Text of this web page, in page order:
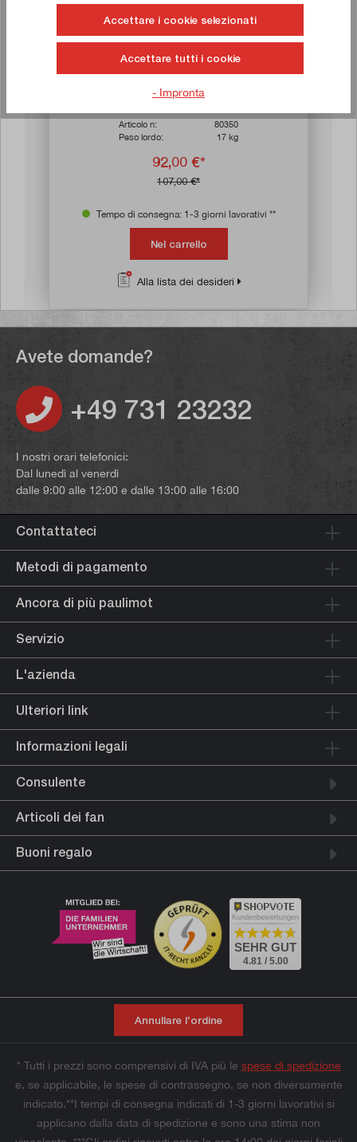
Articolo n:
80350
Peso lordo:
17 kg
92,00 €*
107,00 €*
Tempo di consegna: 1-3 giorni lavorativi **
Nel carrello
Alla lista dei desideri
Avete domande?
+49 731 23232
I nostri orari telefonici:
Dal lunedì al venerdì
dalle 9:00 alle 12:00 e dalle 13:00 alle 16:00
Contattateci
Metodi di pagamento
Ancora di più paulimot
Servizio
L'azienda
Ulteriori link
Informazioni legali
Consulente
Articoli dei fan
Buoni regalo
Kundenbewertungen
SEHR GUT
4.81 / 5.00
Annullare l'ordine
* Tutti i prezzi sono comprensivi di IVA più le spese di spedizione
e, se applicabile, le spese di contrassegno, se non diversamente
indicato.**I tempi di consegna indicati di 1-3 giorni lavorativi si
applicano dalla data di spedizione e sono una stima non
Accettare i cookie selezionati
Accettare tutti i cookie
- Impronta